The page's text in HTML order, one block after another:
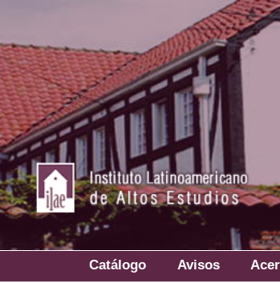
Catálogo Avisos